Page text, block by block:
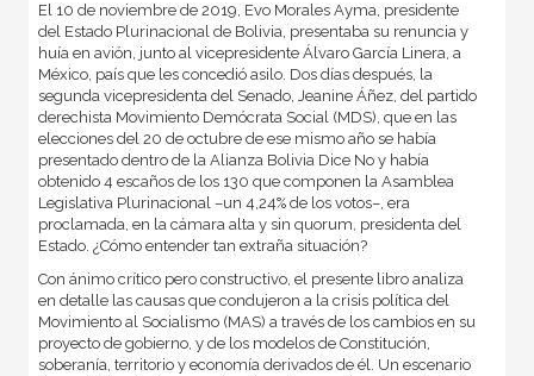
El 10 de noviembre de 2019, Evo Morales Ayma, presidente
del Estado Plurinacional de Bolivia, presentaba su renuncia y
huía en avión, junto al vicepresidente Álvaro García Linera, a
México, país que les concedió asilo. Dos días después, la
segunda vicepresidenta del Senado, Jeanine Áñez, del partido
derechista Movimiento Demócrata Social (MDS), que en las
elecciones del 20 de octubre de ese mismo año se había
presentado dentro de la Alianza Bolivia Dice No y había
obtenido 4 escaños de los 130 que componen la Asamblea
Legislativa Plurinacional –un 4,24% de los votos–, era
proclamada, en la cámara alta y sin quorum, presidenta del
Estado. ¿Cómo entender tan extraña situación?
Con ánimo crítico pero constructivo, el presente libro analiza
en detalle las causas que condujeron a la crisis política del
Movimiento al Socialismo (MAS) a través de los cambios en su
proyecto de gobierno, y de los modelos de Constitución,
soberanía, territorio y economía derivados de él. Un escenario